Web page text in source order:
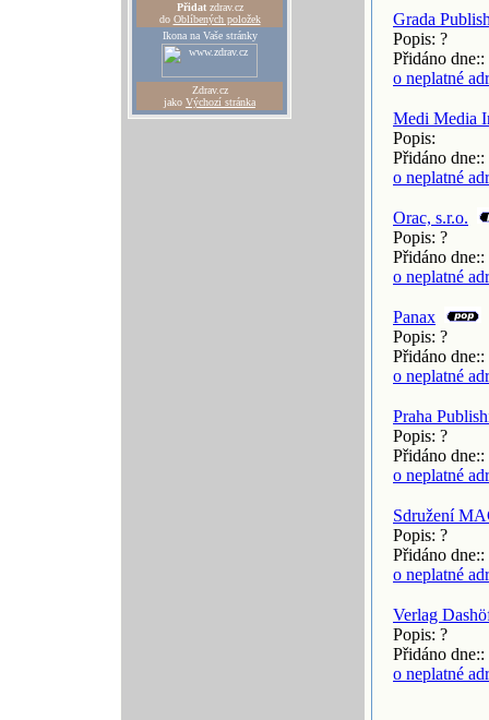
Přidatzdrav.cz
do Oblíbených položek
Ikona na Vaše stránky
Zdrav.cz
jako Výchozí stránka
Grada
Popis: ?
Přidáno
o neplatné
Medi Media
Popis:
Přidáno
o neplatné
Orac, s.r.o.
Popis: ?
Přidáno
o neplatné
Panax
Popis: ?
Přidáno
o neplatné
Praha
Popis: ?
Přidáno
o neplatné
Sdružení
Popis: ?
Přidáno
o neplatné
Verlag
Popis: ?
Přidáno
o neplatné